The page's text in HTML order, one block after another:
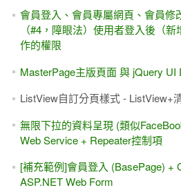
會員登入、會員專屬網頁、會員修
（#4，障眼法）使用者登入後（
作的權限
MasterPage主版頁面 與 jQuery UI
ListView自訂分頁樣式 - ListView+
無限下拉的資料呈現 (類似
Web Service + Repeater控制項
[補充範例]會員登入 (BasePage) +
ASP.NET Web Form